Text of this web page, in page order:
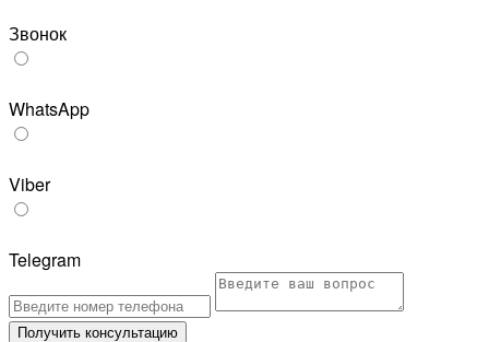
Звонок
WhatsApp
Viber
Telegram
Получить консультацию